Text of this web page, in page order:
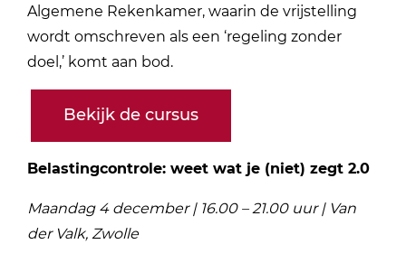
Algemene Rekenkamer, waarin de vrijstelling
wordt omschreven als een ‘regeling zonder
doel,’ komt aan bod.
Bekijk de cursus
Belastingcontrole: weet wat je (niet) zegt 2.0
Maandag 4 december | 16.00 – 21.00 uur | Van
der Valk, Zwolle